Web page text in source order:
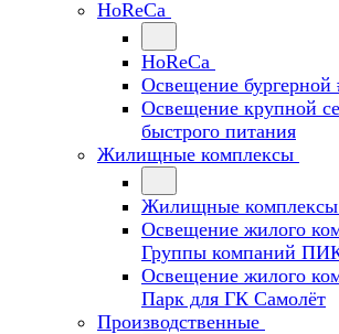
HoReCa
HoReCa
Освещение бургерной
Освещение крупной
быстрого питания
Жилищные комплексы
Жилищные комплексы
Освещение жилого
Группы компаний
Освещение жилого
Парк для ГК Самолёт
Производственные